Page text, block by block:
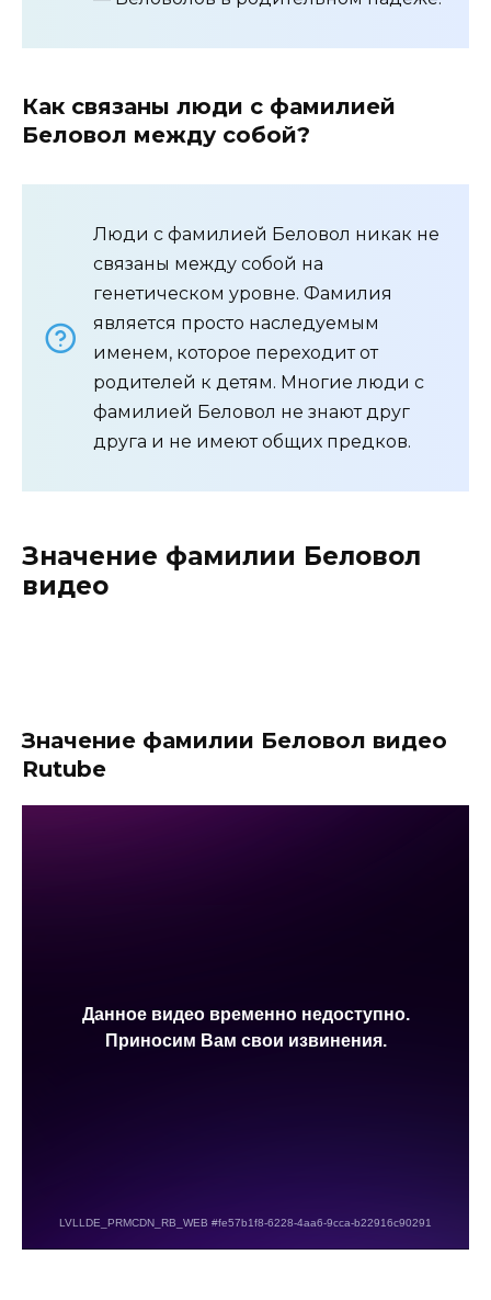
Как связаны люди с фамилией
Беловол между собой?
Люди с фамилией Беловол никак не
связаны между собой на
генетическом уровне. Фамилия
является просто наследуемым
именем, которое переходит от
родителей к детям. Многие люди с
фамилией Беловол не знают друг
друга и не имеют общих предков.
Значение фамилии Беловол
видео
Значение фамилии Беловол видео
Rutube